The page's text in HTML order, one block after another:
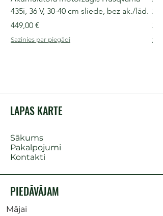
435i, 36 V, 30-40 cm sliede, bez ak./lād.
Cena
449,00 €
Sazinies par piegādi
LAPAS KARTE
Sākums
Pakalpojumi
Kontakti
PIEDĀVĀJAM
Mājai